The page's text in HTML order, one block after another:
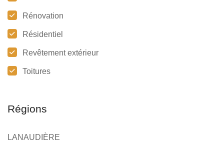
Rénovation
Résidentiel
Revêtement extérieur
Toitures
Régions
LANAUDIÈRE